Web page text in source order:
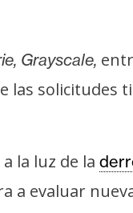
Grayscale,
las solicitudes
la luz de la
a evaluar